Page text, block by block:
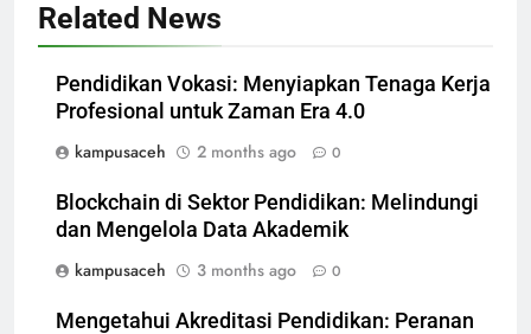
Related News
Pendidikan Vokasi: Menyiapkan Tenaga Kerja
Profesional untuk Zaman Era 4.0
kampusaceh
2 months ago 0
Blockchain di Sektor Pendidikan: Melindungi
dan Mengelola Data Akademik
kampusaceh
3 months ago 0
Mengetahui Akreditasi Pendidikan: Peranan